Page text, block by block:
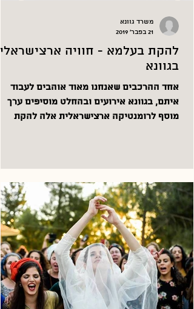
להקת בעלמא - חוויה
בגוונא
אחד ההרכבים שאנחנו מאוד אוהבים לעבוד
איתם, בגוונא אירועים ובהחלט מוסיפים ערך
מוסף לרומנטיקה ארצישראלית אלה להקת
משרד גוונא
21 בפבר׳ 2019